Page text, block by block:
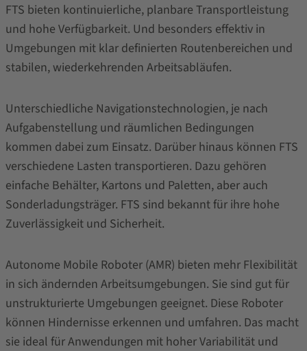
FTS bieten kontinuierliche, planbare Transportleistung
und hohe Verfügbarkeit. Und besonders effektiv in
Umgebungen mit klar definierten Routenbereichen und
stabilen, wiederkehrenden Arbeitsabläufen.
Unterschiedliche Navigationstechnologien, je nach
Aufgabenstellung und räumlichen Bedingungen
kommen dabei zum Einsatz. Darüber hinaus können FTS
verschiedene Lasten transportieren. Dazu gehören
einfache Behälter, Kartons und Paletten, aber auch
Sonderladungsträger. FTS sind bekannt für ihre hohe
Zuverlässigkeit und Sicherheit.
Autonome Mobile Roboter (AMR) bieten mehr Flexibilität
in sich ändernden Arbeitsumgebungen. Sie sind gut für
unstrukturierte Umgebungen geeignet. Diese Roboter
können Hindernisse erkennen und umfahren. Das macht
sie ideal für Anwendungen mit hoher Variabilität und